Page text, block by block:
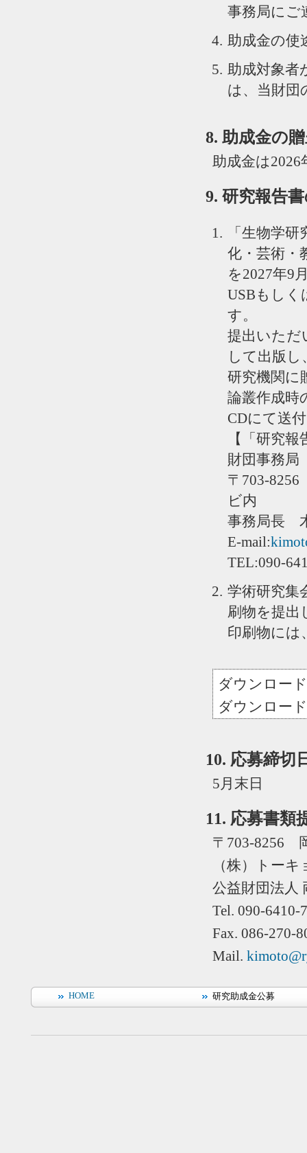
事務局にご
助成金の
助成対象者
は、当財団
8. 助成金の
助成金は
9. 研究報告
「生物学
化・芸術・
を2027年9
USBもしく
す。
提出いただ
して出版し
研究機関に
論叢作成時
CDにて送
【「研究
財団事務局
〒703-
ビ内
事務局長
E-mail:
TEL:090-
学術研究集
刷物を提出
印刷物には
ダウンロ
ダウンロ
10. 応募締切
5月末日
11. 応募書類
〒703-8256
（株）トー
公益財団法人
Tel. 090-6410-
Fax. 086-270-
Mail.
HOME 研究助成金公募